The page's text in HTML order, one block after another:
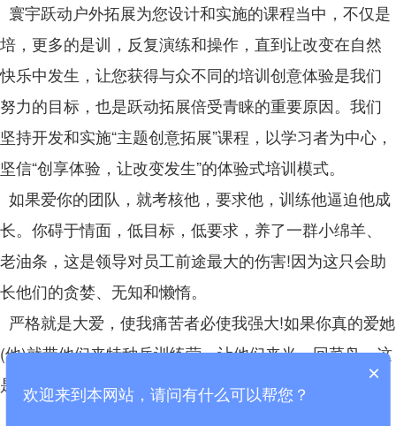
寰宇跃动户外拓展为您设计和实施的课程当中，不仅是
培，更多的是训，反复演练和操作，直到让改变在自然
快乐中发生，让您获得与众不同的培训创意体验是我们
努力的目标，也是跃动拓展倍受青睐的重要原因。我们
坚持开发和实施“主题创意拓展”课程，以学习者为中心，
坚信“创享体验，让改变发生”的体验式培训模式。
如果爱你的团队，就考核他，要求他，训练他逼迫他成
长。你碍于情面，低目标，低要求，养了一群小绵羊、
老油条，这是领导对员工前途最大的伤害!因为这只会助
长他们的贪婪、无知和懒惰。
严格就是大爱，使我痛苦者必使我强大!如果你真的爱她
(他)就带他们来特种兵训练营，让他们来当一回菜鸟，这
是个残酷的训练，更是锻炼强者的舞台!
×
欢迎来到本网站，请问有什么可以帮您？